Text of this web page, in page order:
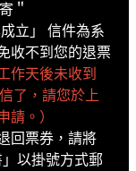
＂
立」 信件為系
收不到您的退票
作天後未收到
了，請您於上
請。）
回票券，請將
以掛號方式郵